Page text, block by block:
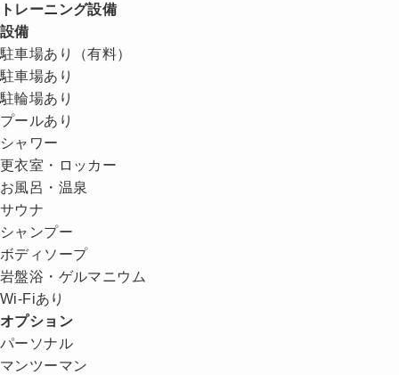
トレーニング設備
設備
駐車場あり（有料）
駐車場あり
駐輪場あり
プールあり
シャワー
更衣室・ロッカー
お風呂・温泉
サウナ
シャンプー
ボディソープ
岩盤浴・ゲルマニウム
Wi-Fiあり
オプション
パーソナル
マンツーマン